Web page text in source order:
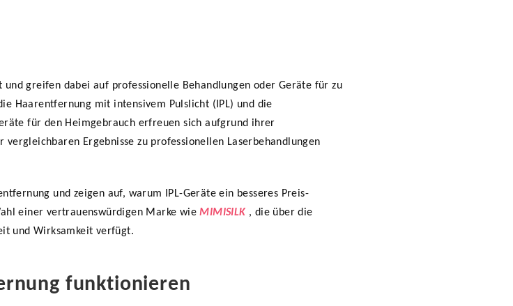
greifen dabei auf professionelle Behandlungen oder Geräte für zu
Haarentfernung mit intensivem Pulslicht (IPL) und die
für den Heimgebrauch erfreuen sich aufgrund ihrer
Ergebnisse zu professionellen Laserbehandlungen
und zeigen auf, warum IPL-Geräte ein besseres Preis-
einer vertrauenswürdigen Marke wieMIMISILK , die über die
und Wirksamkeit verfügt.
funktionieren